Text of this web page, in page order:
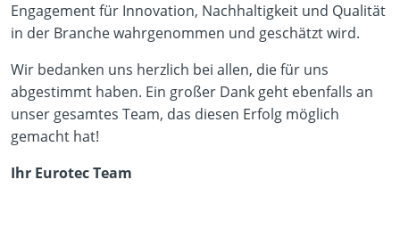
Engagement für Innovation, Nachhaltigkeit und Qualität
in der Branche wahrgenommen und geschätzt wird.
Wir bedanken uns herzlich bei allen, die für uns
abgestimmt haben. Ein großer Dank geht ebenfalls an
unser gesamtes Team, das diesen Erfolg möglich
gemacht hat!
Ihr Eurotec Team